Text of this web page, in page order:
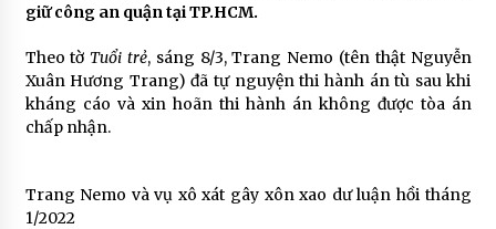
giữ công an quận tại TP.HCM.
Theo tờ Tuổi trẻ, sáng 8/3, Trang Nemo (tên thật Nguyễn
Xuân Hương Trang) đã tự nguyện thi hành án tù sau khi
kháng cáo và xin hoãn thi hành án không được tòa án
chấp nhận.
Trang Nemo và vụ xô xát gây xôn xao dư luận hồi tháng
1/2022